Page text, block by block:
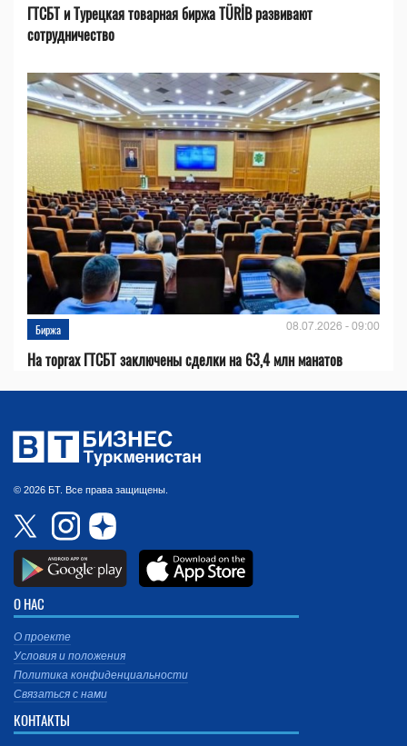
ГТСБТ и Турецкая товарная биржа TÜRİB развивают
сотрудничество
Биржа 08.07.2026 - 09:00
На торгах ГТСБТ заключены сделки на 63,4 млн манатов
© 2026 БТ. Все права защищены.
О НАС
О проекте
Условия и положения
Политика конфиденциальности
Связаться с нами
КОНТАКТЫ